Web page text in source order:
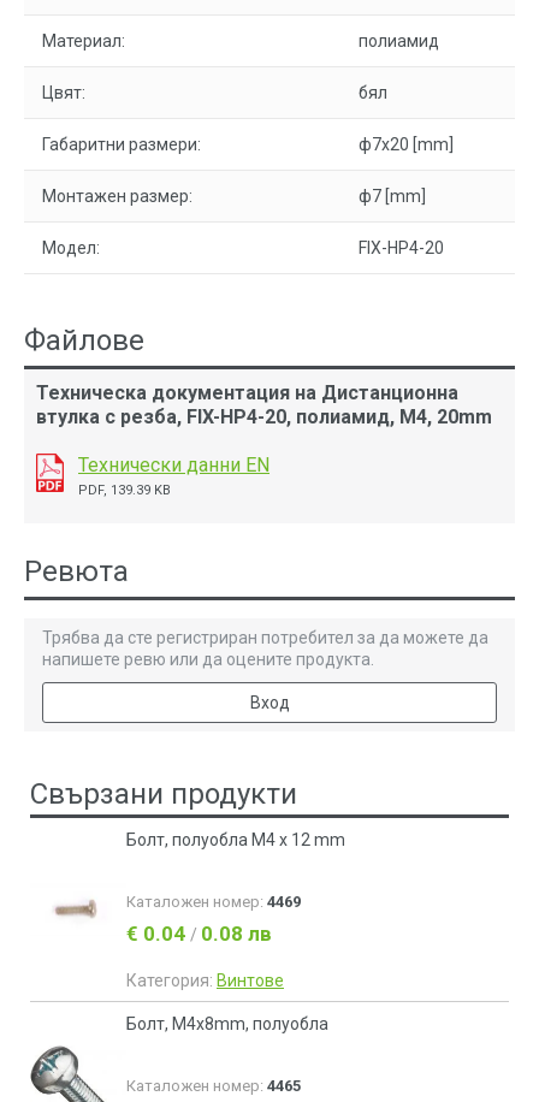
Материал: полиамид
Цвят: бял
Габаритни размери: ф7x20 [mm]
Монтажен размер: ф7 [mm]
Модел: FIX-HP4-20
Файлове
Техническа документация на Дистанционна
втулка с резба, FIX-HP4-20, полиамид, M4, 20mm
Технически данни EN
PDF, 139.39 KB
Ревюта
Трябва да сте регистриран потребител за да можете да
напишете ревю или да оцените продукта.
Вход
Свързани продукти
Болт, полуобла М4 х 12 mm
Каталожен номер: 4469
€ 0.04 / 0.08 лв
Категория: Винтове
Болт, М4x8mm, полуобла
Каталожен номер: 4465